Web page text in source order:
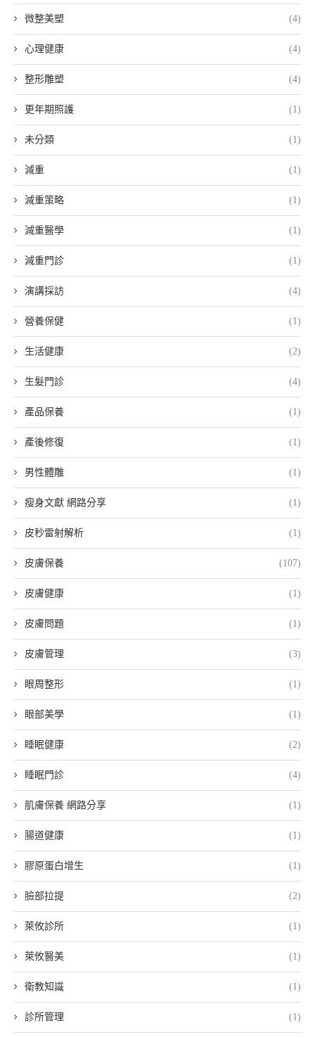
微整美塑 (4)
心理健康 (4)
整形雕塑 (4)
更年期照護 (1)
未分類 (1)
減重 (1)
減重策略 (1)
減重醫學 (1)
減重門診 (1)
演講採訪 (4)
營養保健 (1)
生活健康 (2)
生髮門診 (4)
產品保養 (1)
產後修復 (1)
男性體雕 (1)
瘦身文獻 網路分享 (1)
皮秒雷射解析 (1)
皮膚保養 (107)
皮膚健康 (1)
皮膚問題 (1)
皮膚管理 (3)
眼周整形 (1)
眼部美學 (1)
睡眠健康 (2)
睡眠門診 (4)
肌膚保養 網路分享 (1)
腸道健康 (1)
膠原蛋白增生 (1)
臉部拉提 (2)
萊攸診所 (1)
萊攸醫美 (1)
衛教知識 (1)
診所管理 (1)